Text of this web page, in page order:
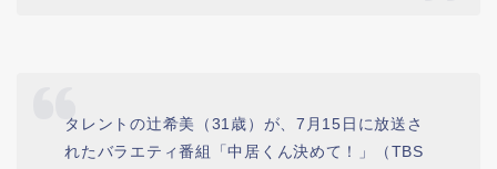
タレントの辻希美（31歳）が、7月15日に放送さ
れたバラエティ番組「中居くん決めて！」（TBS